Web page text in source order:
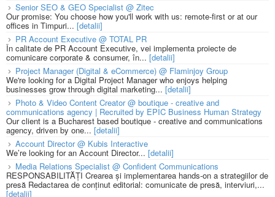
Senior SEO & GEO Specialist @ Zitec
Our promise: You choose how you'll work with us: remote-first or at our
offices in Timpuri... [detalii]
PR Account Executive @ TOTAL PR
În calitate de PR Account Executive, vei implementa proiecte de
comunicare corporate & consumer, în... [detalii]
Project Manager (Digital & eCommerce) @ Flaminjoy Group
We're looking for a Digital Project Manager who enjoys helping
businesses grow through digital marketing... [detalii]
Photo & Video Content Creator @ boutique - creative and
communications agency | Recruited by EPIC Business Human Strategy
Our client is a Bucharest based boutique - creative and communications
agency, driven by one... [detalii]
Account Director @ Kubis Interactive
We’re looking for an Account Director... [detalii]
Media Relations Specialist @ Confident Communications
RESPONSABILITĂȚI Crearea și implementarea hands-on a strategiilor de
presă Redactarea de conținut editorial: comunicate de presă, interviuri,...
[detalii]